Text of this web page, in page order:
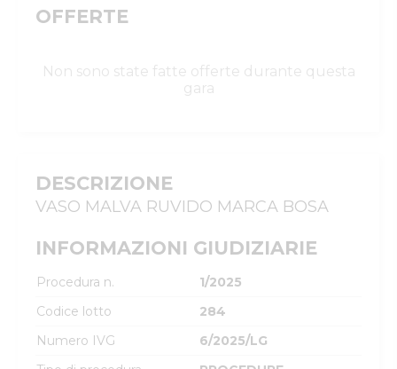
OFFERTE
Non sono state fatte offerte durante questa
gara
DESCRIZIONE
VASO MALVA RUVIDO MARCA BOSA
INFORMAZIONI GIUDIZIARIE
Procedura n.
1/2025
Codice lotto
284
Numero IVG
6/2025/LG